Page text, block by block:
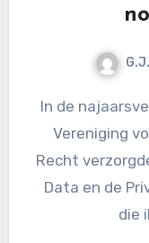
In de najaarsvergadering van de Nederlandse
Vereniging
Recht
Data en de
die